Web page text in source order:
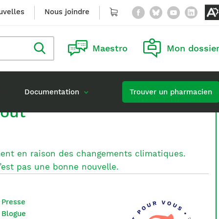
Nous joindre Panier Facebook
Bluesky
Rechercher
dans
le
Maestro Mon dossier
d’une formation
Documentation Trouver un pharmacien
en raison des changements climatiques.
pas une bonne nouvelle.
Presse
Blogue